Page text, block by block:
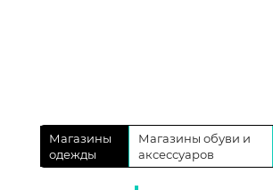
Магазины
одежды
Магазины обуви и
аксессуаров